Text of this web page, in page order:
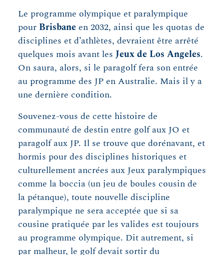
Le programme olympique et paralympique
pour Brisbane en 2032, ainsi que les quotas de
disciplines et d’athlètes, devraient être arrêté
quelques mois avant les Jeux de Los Angeles.
On saura, alors, si le paragolf fera son entrée
au programme des JP en Australie. Mais il y a
une dernière condition.
Souvenez-vous de cette histoire de
communauté de destin entre golf aux JO et
paragolf aux JP. Il se trouve que dorénavant, et
hormis pour des disciplines historiques et
culturellement ancrées aux Jeux paralympiques
comme la boccia (un jeu de boules cousin de
la pétanque), toute nouvelle discipline
paralympique ne sera acceptée que si sa
cousine pratiquée par les valides est toujours
au programme olympique. Dit autrement, si
par malheur, le golf devait sortir du